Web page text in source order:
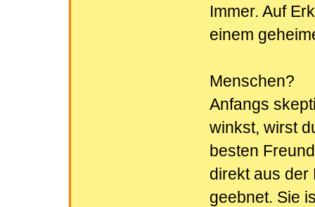
Immer. Auf
einem
Menschen?
Anfangs
winkst, wirst
besten
direkt aus der
geebnet. Sie